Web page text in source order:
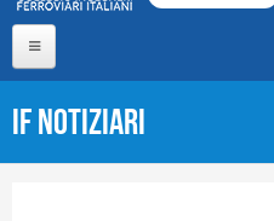
IF Notiziari